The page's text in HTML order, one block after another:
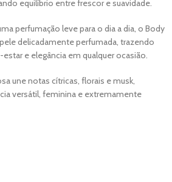
equilíbrio entre frescor e suavidade.
perfumação leve para o dia a dia, o Body
delicadamente perfumada, trazendo
e elegância em qualquer ocasião.
une notas cítricas, florais e musk,
versátil, feminina e extremamente